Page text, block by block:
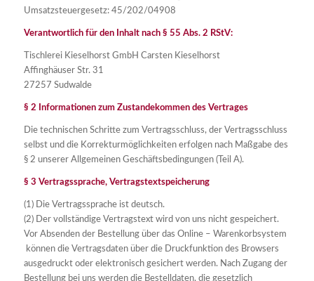
Umsatzsteuergesetz: 45/202/04908
Verantwortlich für den Inhalt nach § 55 Abs. 2 RStV:
Tischlerei Kieselhorst GmbH Carsten Kieselhorst
Affinghäuser Str. 31
27257 Sudwalde
§ 2 Informationen zum Zustandekommen des Vertrages
Die technischen Schritte zum Vertragsschluss, der Vertragsschluss
selbst und die Korrekturmöglichkeiten erfolgen nach Maßgabe des
§ 2 unserer Allgemeinen Geschäftsbedingungen (Teil A).
§ 3 Vertragssprache, Vertragstextspeicherung
(1) Die Vertragssprache ist deutsch.
(2) Der vollständige Vertragstext wird von uns nicht gespeichert.
Vor Absenden der Bestellung über das Online – Warenkorbsystem
können die Vertragsdaten über die Druckfunktion des Browsers
ausgedruckt oder elektronisch gesichert werden. Nach Zugang der
Bestellung bei uns werden die Bestelldaten, die gesetzlich